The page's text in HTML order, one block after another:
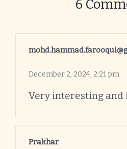
6
December 2, 2024, 2:21 pm
Very interesting
Prakhar